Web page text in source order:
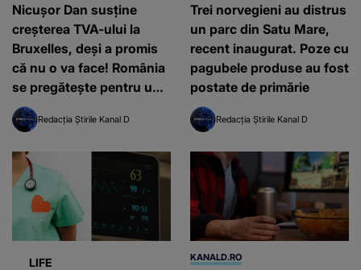
Nicușor Dan susține
creșterea TVA-ului la
Bruxelles, deși a promis
că nu o va face! România
se pregătește pentru un
nou șoc economic
Redacția Știrile Kanal D
Trei norvegieni au distrus
un parc din Satu Mare,
recent inaugurat. Poze cu
pagubele produse au fost
postate de primărie
Redacția Știrile Kanal D
LIFE KANALD.RO